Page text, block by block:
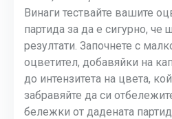
Винаги тествайте вашите
партида за да е сигурно, че
резултати. Започнете с
оцветител, добавяйки на
до интензитета на цвета,
забравяйте да си
бележки от дадената